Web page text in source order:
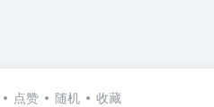
点赞 随机 收藏